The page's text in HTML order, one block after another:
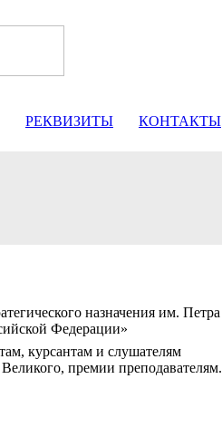
РЕКВИЗИТЫ КОНТАКТЫ
назначения им. Петра
Федерации»
курсантам и слушателям
премии преподавателям.